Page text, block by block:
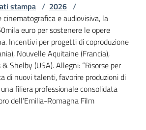
stampa / 2026 /
cinematografica e audiovisiva, la
euro per sostenere le opere
Incentivi per progetti di coproduzione
Nouvelle Aquitaine (Francia),
Shelby (USA). Allegni: “Risorse per
di nuovi talenti, favorire produzioni di
filiera professionale consolidata
dell’Emilia-Romagna Film